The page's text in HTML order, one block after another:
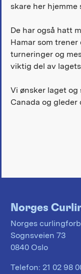
skare her hjemme
De har også hatt
Hamar som
turneringer og
viktig del av
Vi ønsker laget
Canada og gleder
Norges
Norges
Sognsveien 73
0840 Oslo
Telefon: 21 02 98